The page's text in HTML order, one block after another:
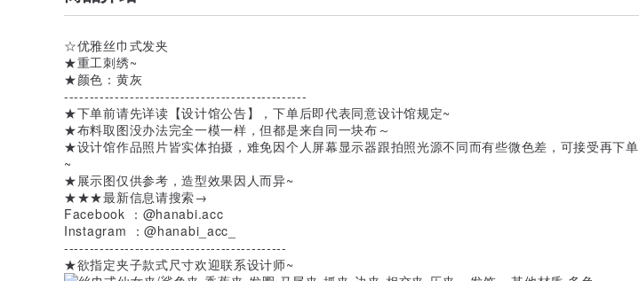
☆优雅丝巾式发夹
★重工刺绣~
★颜色：黄灰
------------------------------------------------
★下单前请先详读【设计馆公告】，下单后即代表同意设计馆规定~
★布料取图没办法完全一模一样，但都是来自同一块布～
★设计馆作品照片皆实体拍摄，难免因个人屏幕显示器跟拍照光源不同而有些微色差，可接受再下单
~
★展示图仅供参考，造型效果因人而异~
★★★最新信息请搜索→
Facebook ：@hanabi.acc
Instagram ：@hanabi_acc_
--------------------------------------------
★欲指定夹子款式尺寸欢迎联系设计师~